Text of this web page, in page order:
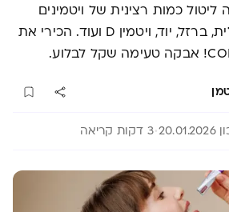
ליטול כמות רצינית של ויטמינים
ומינרלים: חומצה פולית, ברזל, יוד, ויטמין D ועוד. הכירי את
3 דקות קריאה